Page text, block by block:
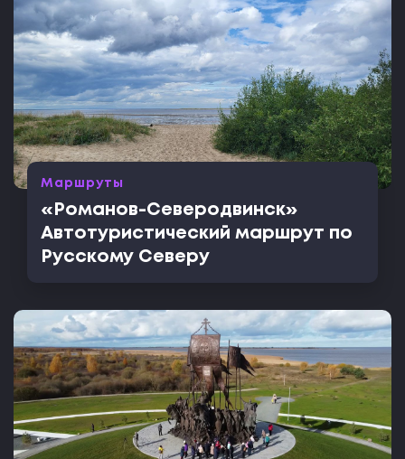
Маршруты
«Романов-Северодвинск»
Автотуристический маршрут по
Русскому Северу